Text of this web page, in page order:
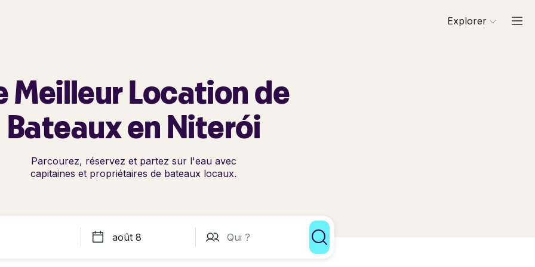
Explorer
Meilleur Location de
Bateaux en Niterói
Parcourez, réservez et partez sur l'eau avec
capitaines et propriétaires de bateaux locaux.